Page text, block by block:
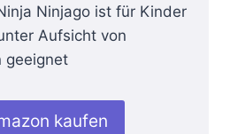
Ninjago ist für Kinder
Aufsicht von
geeignet
kaufen